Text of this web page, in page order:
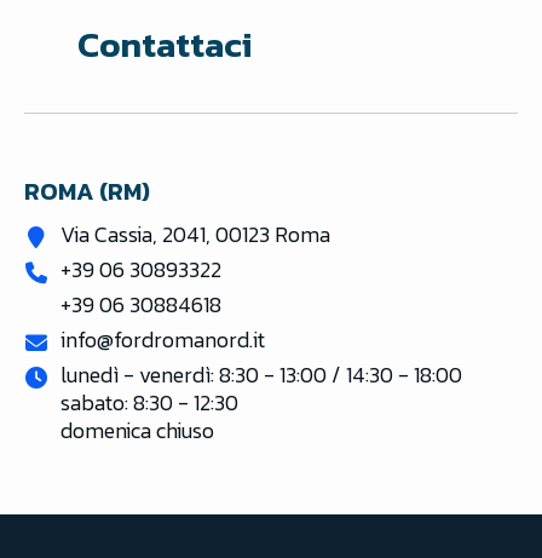
Contattaci
ROMA (RM)
Via Cassia, 2041, 00123 Roma
+39 06 30893322
+39 06 30884618
info@fordromanord.it
lunedì - venerdì: 8:30 - 13:00 / 14:30 - 18:00
sabato: 8:30 - 12:30